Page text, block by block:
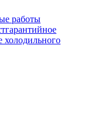
работы
холодильного